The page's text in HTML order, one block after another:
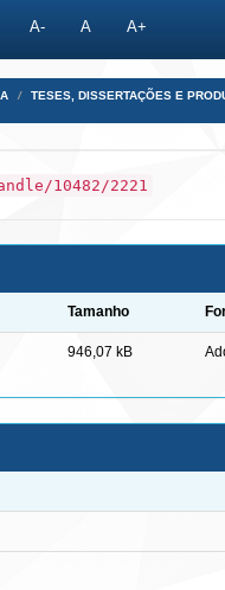
A- A A+
TESES, DISSERTAÇÕES E
10482/2221
Tamanho
946,07 kB